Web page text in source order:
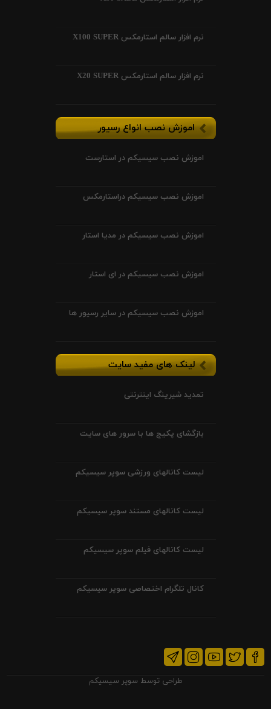
نرم افزار سالم استارمکس X100 SUPER
نرم افزار سالم استارمکس X20 SUPER
اموزش نصب انواع رسیور
اموزش نصب سیسیکم در استارست
اموزش نصب سیسیکم دراستارمکس
اموزش نصب سیسیکم در مدیا استار
اموزش نصب سیسیکم در ای استار
اموزش نصب سیسیکم در سایر رسیور ها
لینک های مفید سایت
تمدید شیرینگ اینترنتی
بازگشای پکیج ها با سرور های سایت
لیست کانالهای ورزشی سوپر سیسیکم
لیست کانالهای مستند سوپر سیسیکم
لیست کانالهای فیلم سوپر سیسیکم
کانال تلگرام اختصاصی سوپر سیسیکم
طراحی توسط سوپر سیسیکم